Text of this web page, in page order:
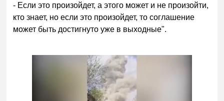
- Если это произойдет, а этого может и не произойти,
кто знает, но если это произойдет, то соглашение
может быть достигнуто уже в выходные".